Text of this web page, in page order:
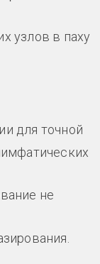
узлов в паху
для точной
не